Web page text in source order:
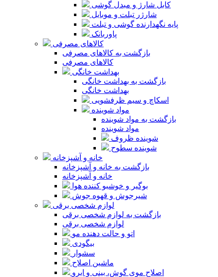
کابل شارژ و مبدل گوشی
شارژر تبلت و موبایل
پایه نگهدارنده گوشی و تبلت
پاوربانک
کالاهای مصرفی
بازگشت به کالاهای مصرفی
کالاهای مصرفی
بهداشت خانگی
بازگشت به بهداشت خانگی
بهداشت خانگی
اسکاچ و سیم ظرفشویی
مواد شوینده
بازگشت به مواد شوینده
مواد شوینده
شوینده ظروف
شوینده سطوح
خانه و آشپزخانه
بازگشت به خانه و آشپزخانه
خانه و آشپزخانه
بوگیر و خوشبو کننده هوا
شیرجوش و قهوه جوش
لوازم شخصی برقی
بازگشت به لوازم شخصی برقی
لوازم شخصی برقی
اتو و حالت دهنده مو
بیگودی
سشوار
ماشین اصلاح
اصلاح موی گوش، بینی و ابرو